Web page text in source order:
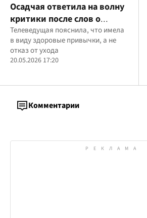
Осадчая ответила на волну
критики после слов о
"бесплатной красоте"
Телеведущая пояснила, что имела
в виду здоровые привычки, а не
отказ от ухода
20.05.2026 17:20
Комментарии